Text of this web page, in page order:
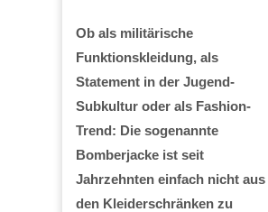
Ob als militärische
Funktionskleidung, als
Statement in der Jugend-
Subkultur oder als Fashion-
Trend: Die sogenannte
Bomberjacke ist seit
Jahrzehnten einfach nicht aus
den Kleiderschränken zu